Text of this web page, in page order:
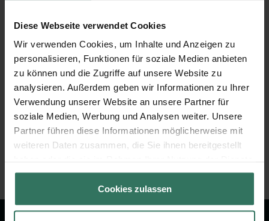
Diese Webseite verwendet Cookies
Wir verwenden Cookies, um Inhalte und Anzeigen zu
personalisieren, Funktionen für soziale Medien anbieten
zu können und die Zugriffe auf unsere Website zu
analysieren. Außerdem geben wir Informationen zu Ihrer
Verwendung unserer Website an unsere Partner für
soziale Medien, Werbung und Analysen weiter. Unsere
Partner führen diese Informationen möglicherweise mit
weiteren Daten zusammen, die Sie ihnen bereitgestellt
gesammelt haben.
Cookies zulassen
06618 Naumburg
Waltraud Schreiter
An der Trifft 10